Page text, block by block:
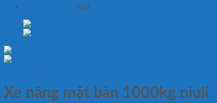
(46)
/
Xe nâng mặt bàn 1000kg niuli